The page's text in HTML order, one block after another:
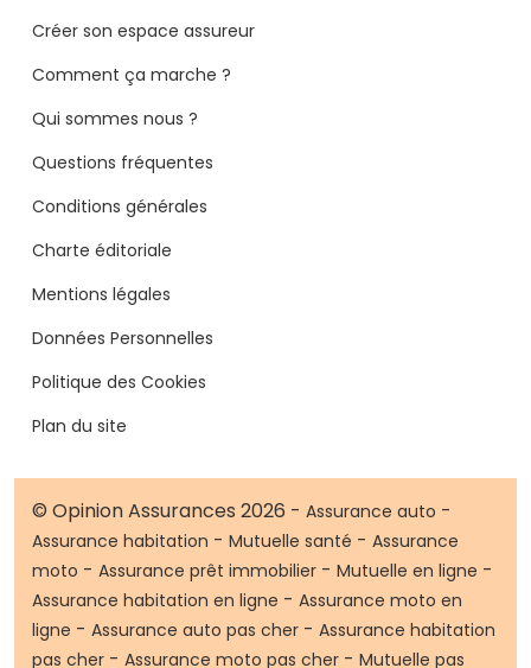
Créer son espace assureur
Comment ça marche ?
Qui sommes nous ?
Questions fréquentes
Conditions générales
Charte éditoriale
Mentions légales
Données Personnelles
Politique des Cookies
Plan du site
© Opinion Assurances 2026 - Assurance auto -
Assurance habitation - Mutuelle santé - Assurance
moto - Assurance prêt immobilier - Mutuelle en ligne -
Assurance habitation en ligne - Assurance moto en
ligne - Assurance auto pas cher - Assurance habitation
pas cher - Assurance moto pas cher - Mutuelle pas